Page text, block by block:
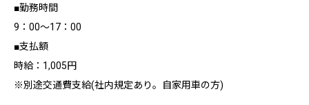
■勤務時間
9：00～17：00
■支払額
時給：1,005円
※別途交通費支給(社内規定あり。自家用車の方)